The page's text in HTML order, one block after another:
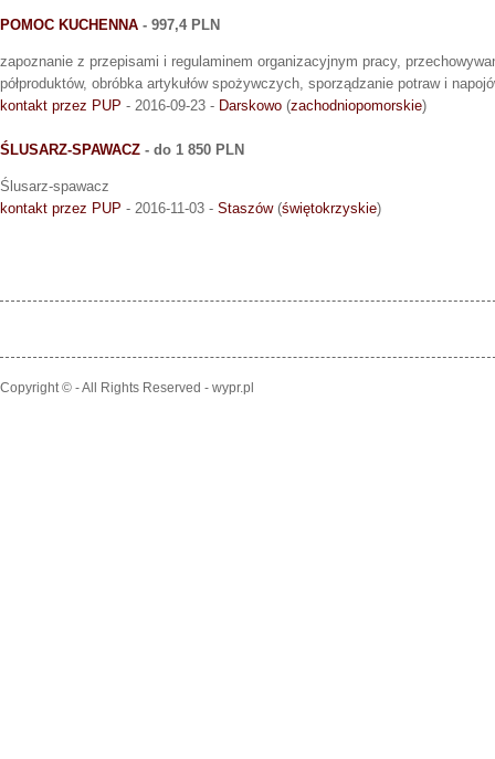
POMOC KUCHENNA - 997,4 PLN
zapoznanie z przepisami i regulaminem organizacyjnym pracy,
półproduktów, obróbka artykułów spożywczych, sporządzanie potraw i
kontakt przez PUP - 2016-09-23 - Darskowo (zachodniopomorskie)
ŚLUSARZ-SPAWACZ - do 1 850 PLN
Ślusarz-spawacz
kontakt przez PUP - 2016-11-03 - Staszów(świętokrzyskie)
Copyright © - All Rights Reserved - wypr.pl